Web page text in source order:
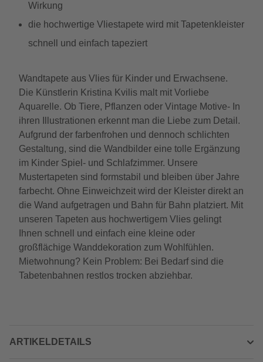
Wirkung
die hochwertige Vliestapete wird mit Tapetenkleister
schnell und einfach tapeziert
Wandtapete aus Vlies für Kinder und Erwachsene.
Die Künstlerin Kristina Kvilis malt mit Vorliebe
Aquarelle. Ob Tiere, Pflanzen oder Vintage Motive- In
ihren Illustrationen erkennt man die Liebe zum Detail.
Aufgrund der farbenfrohen und dennoch schlichten
Gestaltung, sind die Wandbilder eine tolle Ergänzung
im Kinder Spiel- und Schlafzimmer. Unsere
Mustertapeten sind formstabil und bleiben über Jahre
farbecht. Ohne Einweichzeit wird der Kleister direkt an
die Wand aufgetragen und Bahn für Bahn platziert. Mit
unseren Tapeten aus hochwertigem Vlies gelingt
Ihnen schnell und einfach eine kleine oder
großflächige Wanddekoration zum Wohlfühlen.
Mietwohnung? Kein Problem: Bei Bedarf sind die
Tabetenbahnen restlos trocken abziehbar.
ARTIKELDETAILS